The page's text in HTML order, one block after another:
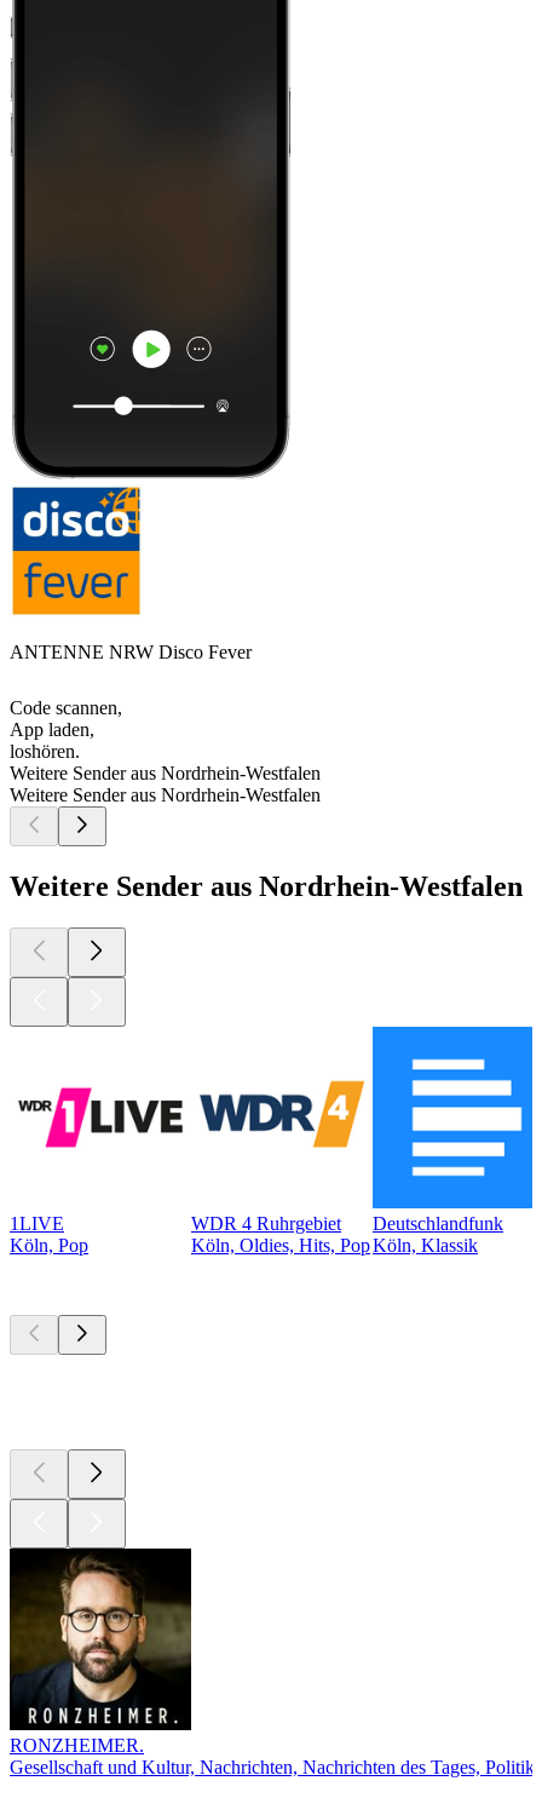
ANTENNE NRW Disco Fever
Code scannen,
App laden,
loshören.
Weitere Sender aus Nordrhein-Westfalen
Weitere Sender aus Nordrhein-Westfalen
Weitere Sender aus Nordrhein-Westfalen
1LIVE
Köln, Pop
WDR 4 Ruhrgebiet
Köln, Oldies, Hits, Pop
Deutschlandfunk
Köln, Klassik
RONZHEIMER.
Gesellschaft und Kultur, Nachrichten, Nachrichten des Tages, Politik